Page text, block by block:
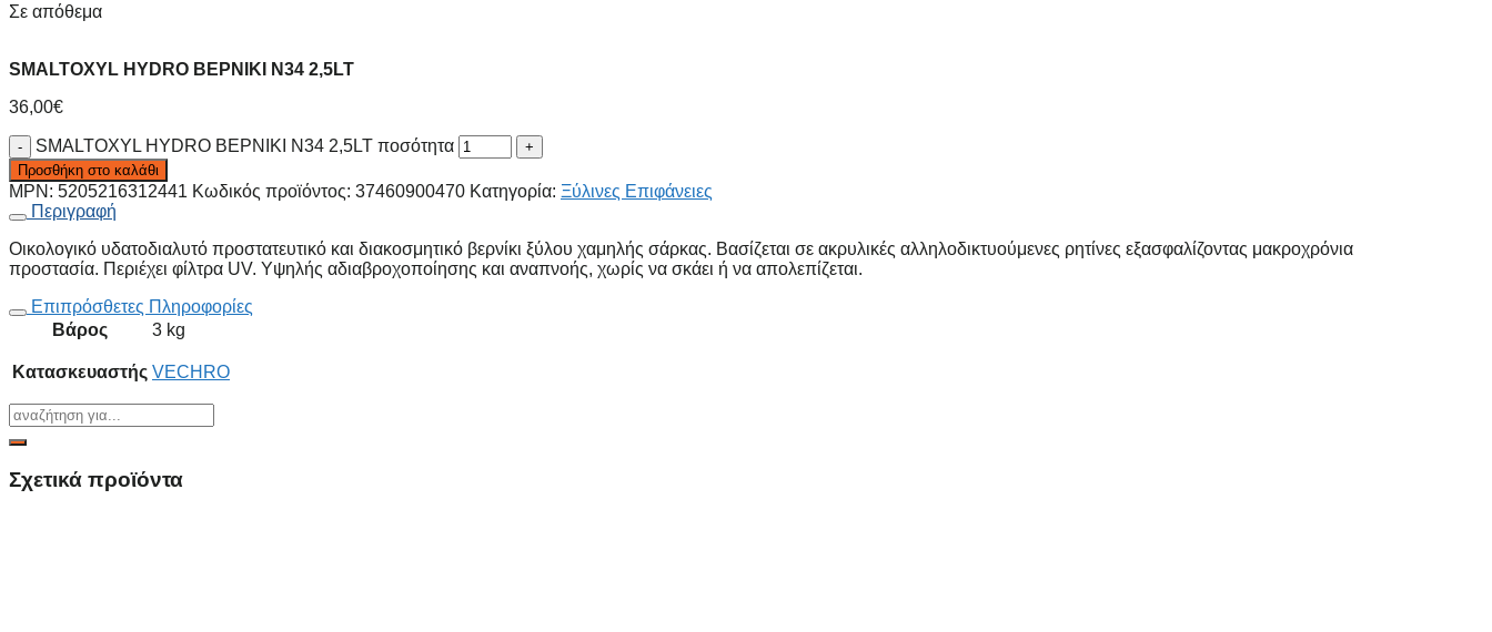
Σε απόθεμα
SMALTOXYL HYDRO BEPNIKI N34 2,5LT
36,00€
SMALTOXYL HYDRO BEPNIKI N34 2,5LT ποσότητα
Προσθήκη στο καλάθι
MPN: 5205216312441 Κωδικός προϊόντος: 37460900470 Κατηγορία: Ξύλινες Επιφάνειες
Περιγραφή
Οικολογικό υδατοδιαλυτό προστατευτικό και διακοσμητικό βερνίκι ξύλου χαμηλής σάρκας. Βασίζεται σε ακρυλικές αλληλοδικτυούμενες ρητίνες εξασφαλίζοντας μακροχρόνια
προστασία. Περιέχει φίλτρα UV. Υψηλής αδιαβροχοποίησης και αναπνοής, χωρίς να σκάει ή να απολεπίζεται.
Επιπρόσθετες Πληροφορίες
Βάρος
3 kg
Κατασκευαστής VECHRO
Σχετικά προϊόντα